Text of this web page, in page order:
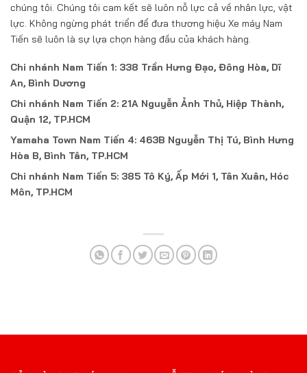
chúng tôi. Chúng tôi cam kết sẽ luôn nỗ lực cả về nhân lực, vật
lực. Không ngừng phát triển để đưa thương hiệu Xe máy Nam
Tiến sẽ luôn là sự lựa chọn hàng đầu của khách hàng.
Chi nhánh Nam Tiến 1: 338 Trần Hưng Đạo, Đông Hòa, Dĩ
An, Bình Dương
Chi nhánh Nam Tiến 2: 21A Nguyễn Ảnh Thủ, Hiệp Thành,
Quận 12, TP.HCM
Yamaha Town Nam Tiến 4: 463B Nguyễn Thị Tú, Bình Hưng
Hòa B, Bình Tân, TP.HCM
Chi nhánh Nam Tiến 5: 385 Tô Ký, Ấp Mới 1, Tân Xuân, Hóc
Môn, TP.HCM